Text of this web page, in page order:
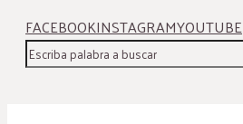
FACEBOOKINSTAGRAMYOUTUBE